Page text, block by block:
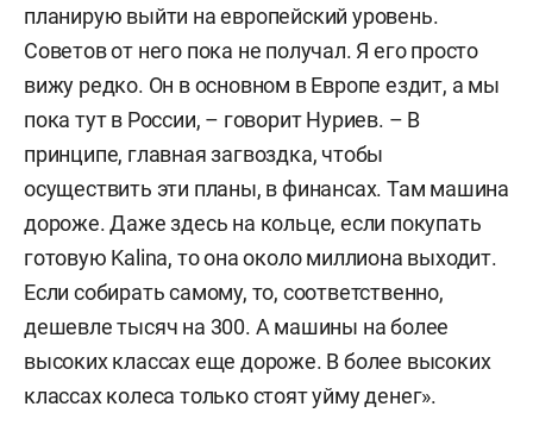
планирую выйти на европейский уровень.
Советов от него пока не получал. Я его просто
вижу редко. Он в основном в Европе ездит, а мы
пока тут в России, – говорит Нуриев. – В
принципе, главная загвоздка, чтобы
осуществить эти планы, в финансах. Там машина
дороже. Даже здесь на кольце, если покупать
готовую Kalina, то она около миллиона выходит.
Если собирать самому, то, соответственно,
дешевле тысяч на 300. А машины на более
высоких классах еще дороже. В более высоких
классах колеса только стоят уйму денег».